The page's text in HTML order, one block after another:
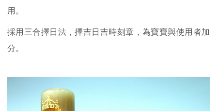
用。
採用三合擇日法，擇吉日吉時刻章，為寶寶與使用者加
分。